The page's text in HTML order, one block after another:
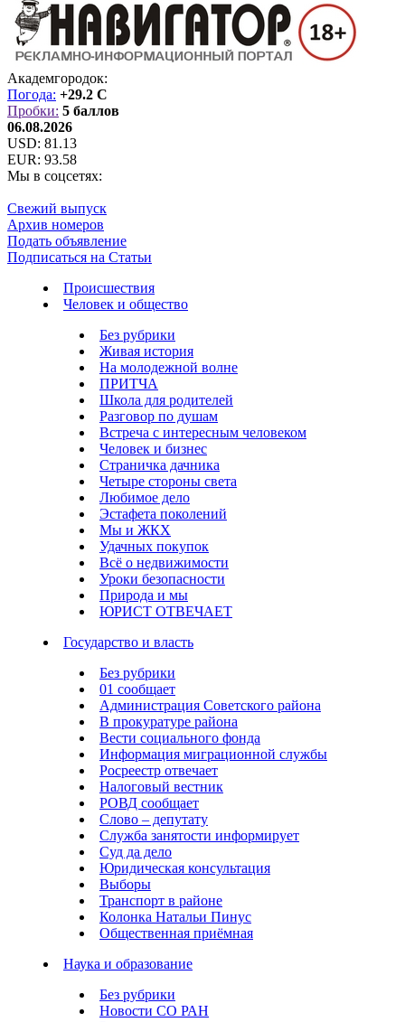
Академгородок:
Погода: +29.2 C
Пробки: 5 баллов
06.08.2026
USD: 81.13
EUR: 93.58
Мы в соцсетях:
Свежий выпуск
Архив номеров
Подать объявление
Подписаться на Статьи
Происшествия
Человек и общество
Без рубрики
Живая история
На молодежной волне
ПРИТЧА
Школа для родителей
Разговор по душам
Встреча с интересным человеком
Человек и бизнес
Страничка дачника
Четыре стороны света
Любимое дело
Эстафета поколений
Мы и ЖКХ
Удачных покупок
Всё о недвижимости
Уроки безопасности
Природа и мы
ЮРИСТ ОТВЕЧАЕТ
Государство и власть
Без рубрики
01 сообщает
Администрация Советского района
В прокуратуре района
Вести социального фонда
Информация миграционной службы
Росреестр отвечает
Налоговый вестник
РОВД сообщает
Слово – депутату
Служба занятости информирует
Суд да дело
Юридическая консультация
Выборы
Транспорт в районе
Колонка Натальи Пинус
Общественная приёмная
Наука и образование
Без рубрики
Новости СО РАН